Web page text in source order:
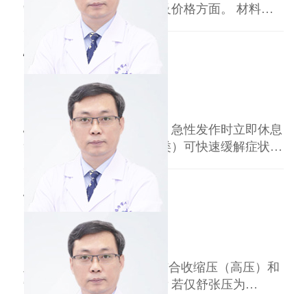
能、临床数据、适用人群及价格方面。 材料与
设计：进口支架多采用激光雕刻技术，金属覆盖
率高，生物相容性材料更优；国产支架近年通过
3D打印技术优化结构，药物涂层分布更均匀。
临床数据：进口支架在长期血栓发生率（1年内
＜12%）和再狭窄率（＜8%）上略占优势；国
心肌缺氧怎么缓解
王益民 副主任医师
临汾市人民医院
心肌缺氧缓解需结合病因，急性发作时立即休息
并吸氧，药物（如硝酸酯类）可快速缓解症状。
长期需改善生活方式、控制基础疾病。 一、急
性缺氧发作 立即停止活动，取半卧位休息，保
持环境通风。若伴随胸痛、呼吸困难，立即呼叫
急救，途中可吸氧。 二、慢性缺氧管理 药物治
疗：遵医嘱使用扩血管、抗血小板药物（如硝酸
血压55正常吗？
王益民 副主任医师
临汾市人民医院
血压55mmHg是否正常需结合收缩压（高压）和
舒张压（低压）综合判断。若仅舒张压为